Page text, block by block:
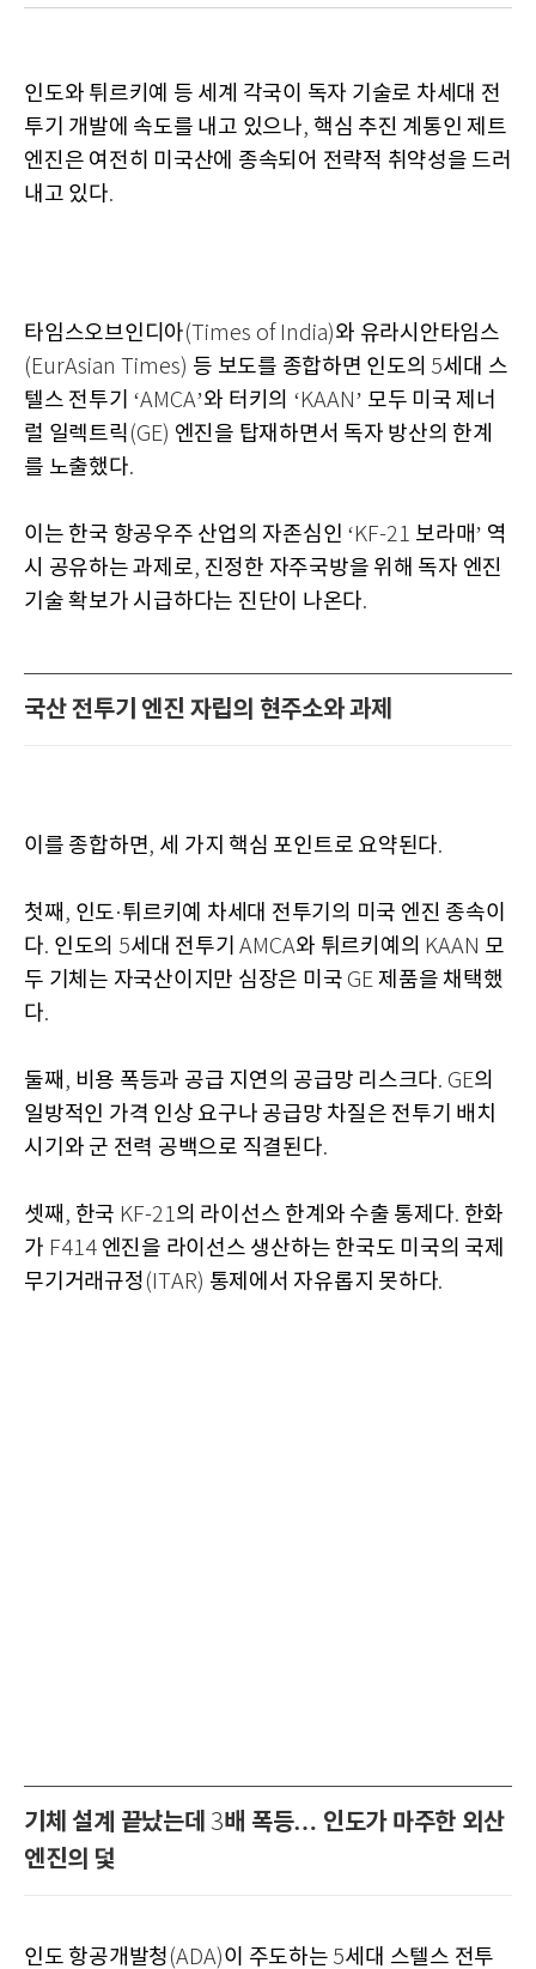
인도와 튀르키예 등 세계 각국이 독자 기술로 차세대 전
투기 개발에 속도를 내고 있으나, 핵심 추진 계통인 제트
엔진은 여전히 미국산에 종속되어 전략적 취약성을 드러
내고 있다.
타임스오브인디아(Times of India)와 유라시안타임스
(EurAsian Times) 등 보도를 종합하면 인도의 5세대 스
텔스 전투기 ‘AMCA’와 터키의 ‘KAAN’ 모두 미국 제너
럴 일렉트릭 (GE) 엔진을 탑재하면서 독자 방산의 한계
를 노출했다.
이는 한국 항공우주 산업의 자존심인 ‘KF-21 보라매’ 역
시 공유하는 과제로, 진정한 자주국방을 위해 독자 엔진
기술 확보가 시급하다는 진단이 나온다.
국산 전투기 엔진 자립의 현주소와 과제
이를 종합하면, 세 가지 핵심 포인트로 요약된다.
첫째 , 인도·튀르키예 차세대 전투기의 미국 엔진 종속이
다. 인도의 5세대 전투기 AMCA와 튀르키예의 KAAN 모
두 기체는 자국산이지만 심장은 미국 GE 제품을 채택했
다.
둘째 , 비용 폭등과 공급 지연의 공급망 리스크다. GE의
일방적인 가격 인상 요구나 공급망 차질은 전투기 배치
시기와 군 전력 공백으로 직결된다.
셋째 , 한국 KF-21의 라이선스 한계와 수출 통제다. 한화
가 F414 엔진을 라이선스 생산하는 한국도 미국의 국제
무기거래규정 (ITAR) 통제에서 자유롭지 못하다.
기체 설계 끝났는데 3배 폭등… 인도가 마주한 외산
엔진의 덫
인도 항공개발청 (ADA)이 주도하는 5세대 스텔스 전투